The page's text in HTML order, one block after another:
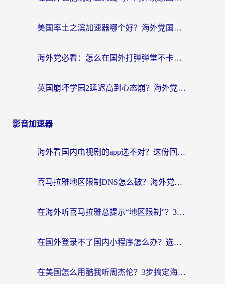
美国率土之滨加速器哪个好？海外党国服游戏畅玩终极指南（附多游戏解决方案）
海外党必看：怎么在国外打弹弹堂不卡？番茄加速器亲测指南
英国崩坏学园2延迟高到心态崩？海外党国服游戏加速终极指南
影音加速器
海外看国内电视剧的app选不对？这份回国加速器避坑指南帮你流畅追剧
喜马拉雅地区限制DNS怎么破？海外党听国内音乐听书的终极解决方案
在海外听喜马拉雅总提示“地区限制”？3步轻松解除+听国内音乐全攻略
在国外登录不了国内小程序怎么办？选对回国加速器，轻松解锁国内资源
在美国怎么用酷我听周杰伦？3步搞定海外听歌难题